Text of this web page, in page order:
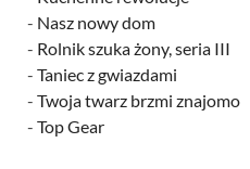
- Nasz nowy dom
- Rolnik szuka żony, seria III
- Taniec z gwiazdami
- Twoja twarz brzmi znajomo
- Top Gear